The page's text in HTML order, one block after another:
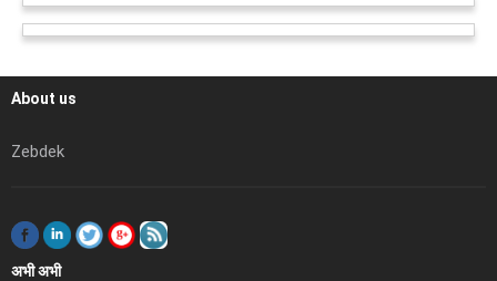
About us
Zebdek
अभी अभी